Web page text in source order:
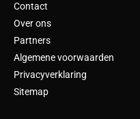
Contact
Over ons
Partners
Algemene voorwaarden
Privacyverklaring
Sitemap